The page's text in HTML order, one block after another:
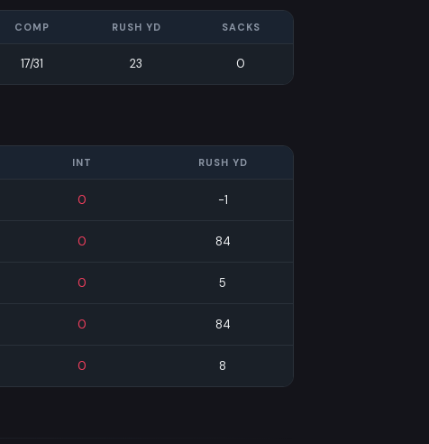
COMP RUSH YD SACKS
17/31 23 0
INT RUSH YD
0 -1
0 84
0 5
0 84
0 8